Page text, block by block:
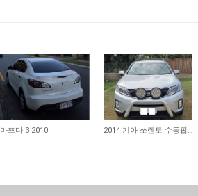
135
마쯔다 3 2010 262 2014 기아 쏘렌토 수동팝니다